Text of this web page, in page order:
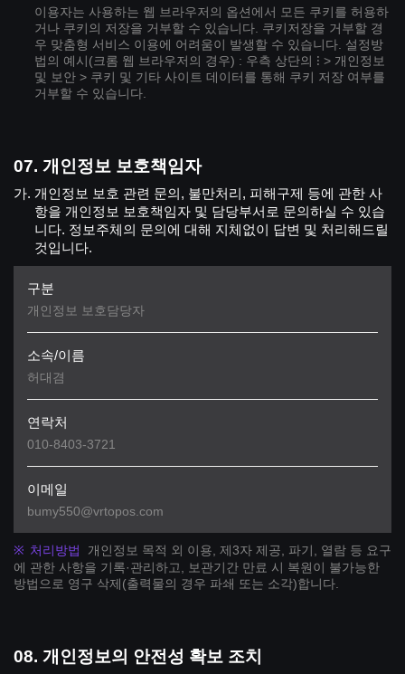
이용자는 사용하는 웹 브라우저의 옵션에서 모든 쿠키를 허용하
거나 쿠키의 저장을 거부할 수 있습니다. 쿠키저장을 거부할 경
우 맞춤형 서비스 이용에 어려움이 발생할 수 있습니다. 설정방
법의 예시(크롬 웹 브라우저의 경우) : 우측 상단의 ⁝ > 개인정보
및 보안 > 쿠키 및 기타 사이트 데이터를 통해 쿠키 저장 여부를
거부할 수 있습니다.
개인정보 보호책임자
개인정보 보호 관련 문의, 불만처리, 피해구제 등에 관한 사
항을 개인정보 보호책임자 및 담당부서로 문의하실 수 있습
니다. 정보주체의 문의에 대해 지체없이 답변 및 처리해드릴
것입니다.
개인정보 보호담당자
허대겸
010-8403-3721
bumy550@vrtopos.com
처리방법
개인정보 목적 외 이용, 제3자 제공, 파기, 열람 등 요구
에 관한 사항을 기록·관리하고, 보관기간 만료 시 복원이 불가능한
방법으로 영구 삭제(출력물의 경우 파쇄 또는 소각)합니다.
개인정보의 안전성 확보 조치